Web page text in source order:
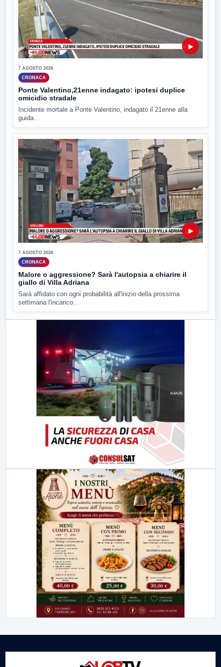
▶
7 AGOSTO 2026
CRONACA
Ponte Valentino,21enne indagato: ipotesi duplice
omicidio stradale
Incidente mortale a Ponte Valentino, indagato il 21enne alla
guida...
▶
7 AGOSTO 2026
CRONACA
Malore o aggressione? Sarà l'autopsia a chiarire il
giallo di Villa Adriana
Sarà affidato con ogni probabilità all'inizio della prossima
settimana l'incarico...